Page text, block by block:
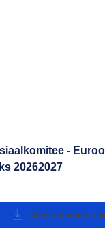
-
20262027
Atsisiuntimas ir